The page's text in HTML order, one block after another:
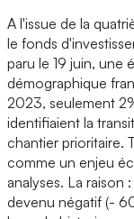
A l'issue de la
le fonds
paru le 19 juin, une
démographique
2023, seulement
identifiaient la
chantier prioritaire.
comme un enjeu
analyses. La raison
devenu négatif (-